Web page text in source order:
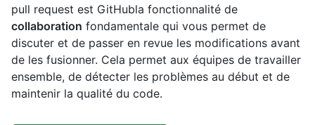
pull request est GitHubla fonctionnalité de
collaboration fondamentale qui vous permet de
discuter et de passer en revue les modifications avant
de les fusionner. Cela permet aux équipes de travailler
ensemble, de détecter les problèmes au début et de
maintenir la qualité du code.